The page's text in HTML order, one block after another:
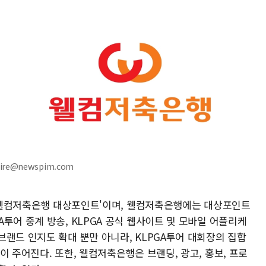
저축은행 대상포인트'이며, 웰컴저축은행에는 대상포인트
어 중계 방송, KLPGA 공식 웹사이트 및 모바일 어플리케
드 인지도 확대 뿐만 아니라, KLPGA투어 대회장의 집합
주어진다. 또한, 웰컴저축은행은 브랜딩, 광고, 홍보, 프로